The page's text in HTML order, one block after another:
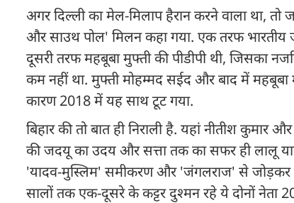
अगर दिल्ली का मेल-मिलाप हैरान करने वाला था,
और साउथ पोल' मिलन कहा गया. एक तरफ भारतीय
दूसरी तरफ महबूबा मुफ्ती की पीडीपी थी, जिसका
कम नहीं था. मुफ्ती मोहम्मद सईद और बाद में
कारण 2018 में यह साथ टूट गया.
बिहार की तो बात ही निराली है. यहां नीतीश
की जदयू का उदय और सत्ता तक का सफर ही लालू
'यादव-मुस्लिम' समीकरण और 'जंगलराज' से जोड़कर
सालों तक एक-दूसरे के कट्टर दुश्मन रहे ये दोनों नेता